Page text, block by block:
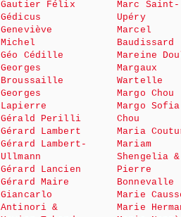
Gautier Félix
Gédicus
Geneviève
Michel
Géo Cédille
Georges
Broussaille
Georges
Lapierre
Gérald Perilli
Gérard Lambert
Gérard Lambert-
Ullmann
Gérard Lancien
Gérard Maire
Giancarlo
Antinori &
Marc Saint-
Upéry
Marcel
Baudissard
Mareine
Margaux
Wartelle
Margo Chou
Margo Sofia
Chou
Maria
Mariam
Shengelia &
Pierre
Bonnevalle
Marie
Marie